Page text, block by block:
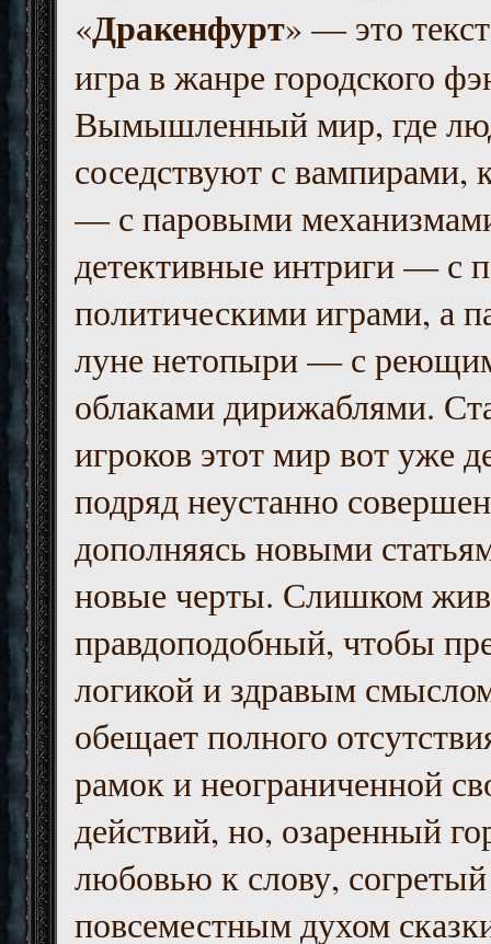
«Дракенфурт» — это
игра в жанре городского
Вымышленный мир, где
соседствуют с вампирами,
— с паровыми
детективные интриги — с
политическими играми, а
луне нетопыри — с
облаками дирижаблями.
игроков этот мир вот уже
подряд неустанно
дополняясь новыми
новые черты. Слишком
правдоподобный, чтобы
логикой и здравым
обещает полного
рамок и неограниченной
действий, но, озаренный
любовью к слову, согретый
повсеместным духом